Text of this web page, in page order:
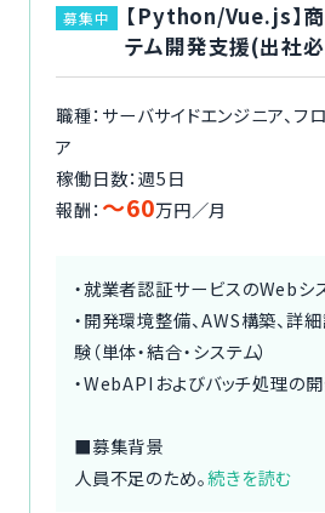
募集中
【Python/Vue.js】
テム開発支援(出社
職種：サーバサイドエンジニア、フ
ア
稼働日数：週5日
報酬： 〜60万円／月
・就業者認証サービスのWebシ
・開発環境整備、AWS構築、詳
験（単体・結合・システム）
・WebAPIおよびバッチ処理の
■募集背景
人員不足のため。続きを読む